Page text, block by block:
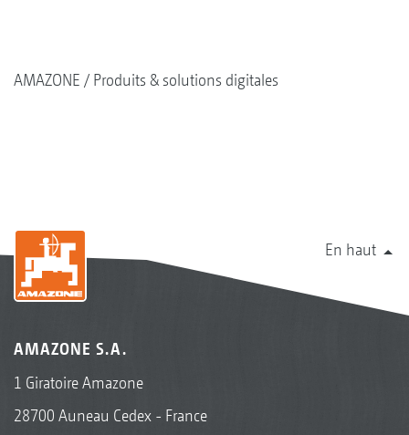
AMAZONE Produits & solutions digitales
En haut
AMAZONE S.A.
1 Giratoire Amazone
28700 Auneau Cedex - France